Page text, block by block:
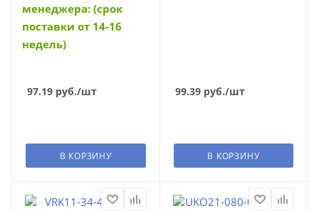
менеджера: (срок
поставки от 14-16
недель)
97.19 руб./шт
В КОРЗИНУ
99.39руб./шт
В КОРЗИНУ